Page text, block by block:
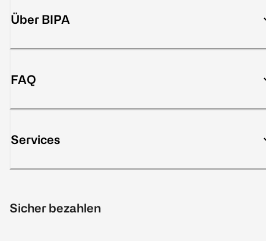
Über BIPA
FAQ
Services
Sicher bezahlen